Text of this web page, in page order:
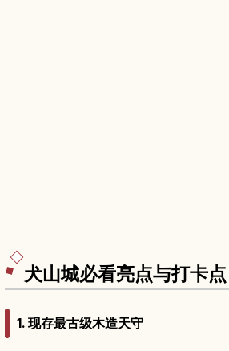
犬山城必看亮点与打卡点
1. 现存最古级木造天守